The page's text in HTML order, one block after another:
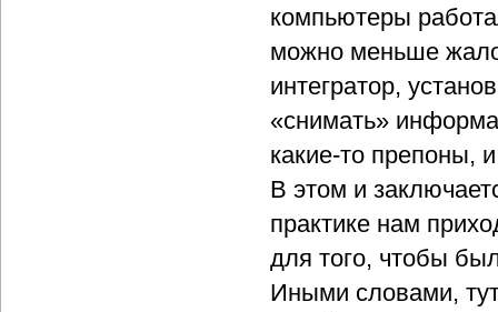
компьютеры
можно меньше
интегратор,
«снимать»
какие-то препоны,
В этом и
практике нам
для того, чтобы
Иными словами,